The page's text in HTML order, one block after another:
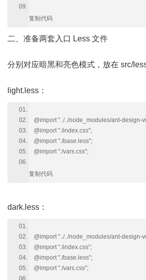
复制代码
二、准备两套入口 Less 文件
分别对应暗黑和亮色模式，放在 src/less
light.less：
@import "../../node_modules/ant-design-
@import "./index.css";
@import "./base.less";
@import "./vars.css";
复制代码
dark.less：
@import "../../node_modules/ant-design-
@import "./index.css";
@import "./base.less";
@import "./vars.css";